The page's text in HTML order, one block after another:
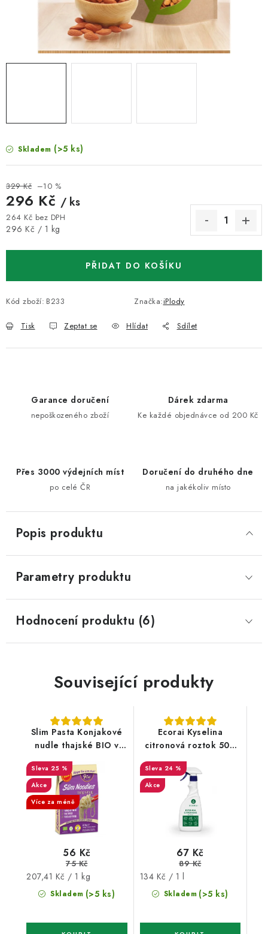
ZNAČKY
Skladem (>5 ks)
329 Kč –10 %
296 Kč / ks
264 Kč bez DPH
Měrná cena:
296 Kč / 1 kg
PŘIDAT DO KOŠÍKU
Kód zboží: B233 Značka:iPlody
Tisk Zeptat se Hlídat Sdílet
Garance doručení
nepoškozeného zboží
Dárek zdarma
Ke každé objednávce od 200 Kč
Přes 3000 výdejních míst
po celé ČR
Doručení do druhého dne
na jakékoliv místo
Popis produktu
Parametry produktu
Hodnocení produktu (6)
Související produkty
Slim Pasta Konjakové
nudle thajské BIO v
nálevu 270 g
25 %
Akce
Více za méně
Skladem (>5 ks)
56 Kč
75 Kč
Měrná
cena:
207,41 Kč / 1 kg
Ecorai Kyselina
citronová roztok 500
ml - rozprašovač
24 %
Akce
Skladem (>5 ks)
67 Kč
89 Kč
Měrná
cena:
134 Kč / 1 l